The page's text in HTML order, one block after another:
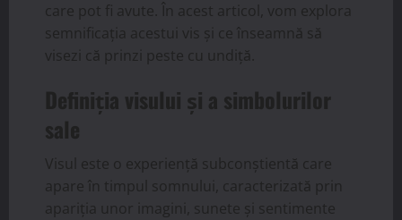
care pot fi avute. În acest articol, vom explora
semnificația acestui vis și ce înseamnă să
visezi că prinzi peste cu undiță.
Definiția visului și a simbolurilor
sale
Visul este o experiență subconștientă care
apare în timpul somnului, caracterizată prin
apariția unor imagini, sunete și sentimente